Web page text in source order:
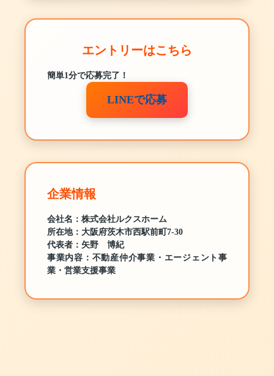
エントリーはこちら
簡単1分で応募完了！
LINEで応募
企業情報
会社名：株式会社ルクスホーム
所在地：大阪府茨木市西駅前町7-30
代表者：矢野 博紀
事業内容：不動産仲介事業・エージェント事
業・営業支援事業